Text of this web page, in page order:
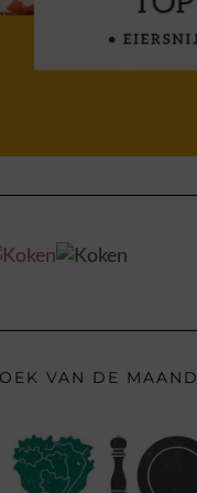
VAN DE MAAND